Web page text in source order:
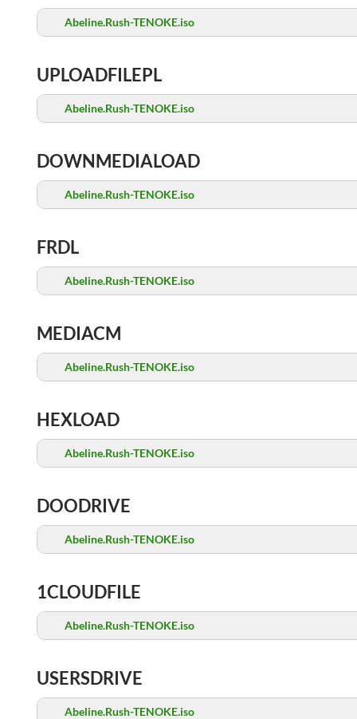
Abeline.Rush-TENOKE.iso
UPLOADFILEPL
Abeline.Rush-TENOKE.iso
DOWNMEDIALOAD
Abeline.Rush-TENOKE.iso
FRDL
Abeline.Rush-TENOKE.iso
MEDIACM
Abeline.Rush-TENOKE.iso
HEXLOAD
Abeline.Rush-TENOKE.iso
DOODRIVE
Abeline.Rush-TENOKE.iso
1CLOUDFILE
Abeline.Rush-TENOKE.iso
USERSDRIVE
Abeline.Rush-TENOKE.iso